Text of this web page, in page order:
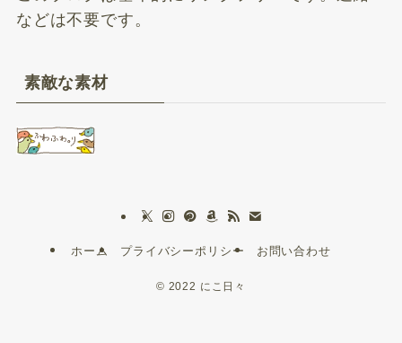
などは不要です。
素敵な素材
ホーム プライバシーポリシー お問い合わせ
© 2022 にこ日々